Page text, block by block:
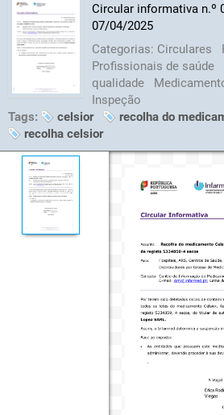
Circular informativa n.º
07/04/2025
Categorias: Circulares
Profissionais de saúde
qualidade
Inspeção
Tags:
celsior
recolha do
recolha celsior